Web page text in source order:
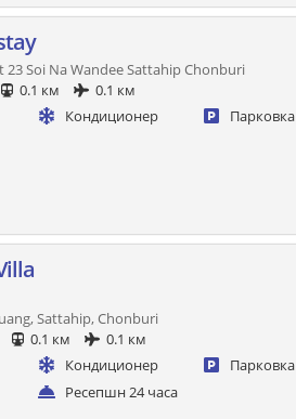
Soi Na Wandee Sattahip Chonburi
0.1 км
0.1 км
Кондиционер
Парковка
Sattahip, Chonburi
0.1 км
0.1 км
Кондиционер
Парковка
Ресепшн 24 часа